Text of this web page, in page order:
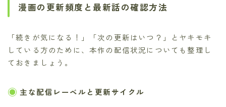
漫画の更新頻度と最新話の確認方法
「続きが気になる！」「次の更新はいつ？」とヤキモキ
している方のために、本作の配信状況についても整理し
ておきましょう。
主な配信レーベルと更新サイクル